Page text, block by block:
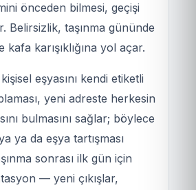
önceden bilmesi, geçişi
Belirsizlik, taşınma gününde
karışıklığına yol açar.
eşyasını kendi etiketli
yeni adreste herkesin
bulmasını sağlar; böylece
ya da eşya tartışması
sonrası ilk gün için
— yeni çıkışlar,